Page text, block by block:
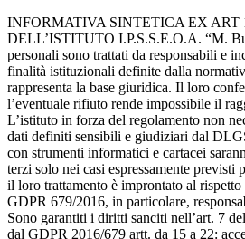
INFORMATIVA SINTETICA EX ART
DELL’ISTITUTO I.P.S.S.E.O.A. “M.
personali sono trattati da responsabili e
finalità istituzionali definite dalla
rappresenta la base giuridica. Il loro
l’eventuale rifiuto rende impossibile il
L’istituto in forza del regolamento non
dati definiti sensibili e giudiziari dal
con strumenti informatici e cartacei
terzi solo nei casi espressamente previsti
il loro trattamento è improntato al
GDPR 679/2016, in particolare,
Sono garantiti i diritti sanciti nell’art. 7
dal GDPR 2016/679 artt. da 15 a 22: